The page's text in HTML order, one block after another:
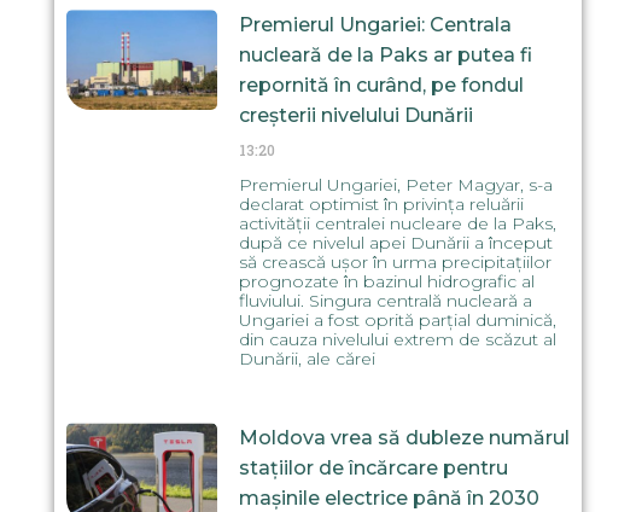
Premierul Ungariei: Centrala
nucleară de la Paks ar putea fi
repornită în curând, pe fondul
creșterii nivelului Dunării
13:20
Premierul Ungariei, Peter Magyar, s-a
declarat optimist în privința reluării
activității centralei nucleare de la Paks,
după ce nivelul apei Dunării a început
să crească ușor în urma precipitațiilor
prognozate în bazinul hidrografic al
fluviului. Singura centrală nucleară a
Ungariei a fost oprită parțial duminică,
din cauza nivelului extrem de scăzut al
Dunării, ale cărei
Moldova vrea să dubleze numărul
stațiilor de încărcare pentru
mașinile electrice până în 2030